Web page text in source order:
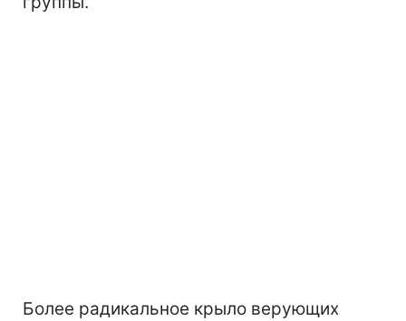
Более радикальное крыло верующих